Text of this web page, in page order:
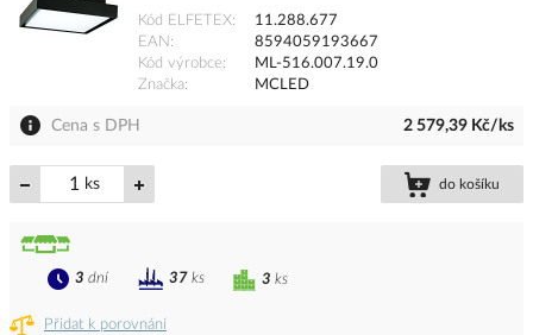
Kód ELFETEX
11.288.677
EAN
8594059193667
Kód výrobce
ML-516.007.19.0
Značka
MCLED
Cena s DPH 2 579,39 Kč/ks
ks do košíku
Přidat k porovnání
3 ks
3 dní 37 ks